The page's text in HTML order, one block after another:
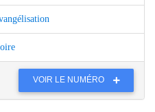
VOIR LE NUMÉRO